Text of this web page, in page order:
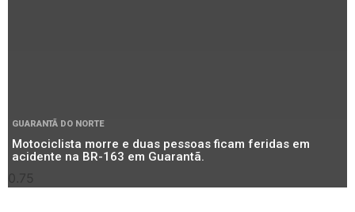
GUARANTÃ DO NORTE
Motociclista morre e duas pessoas ficam feridas em
acidente na BR-163 em Guarantã.